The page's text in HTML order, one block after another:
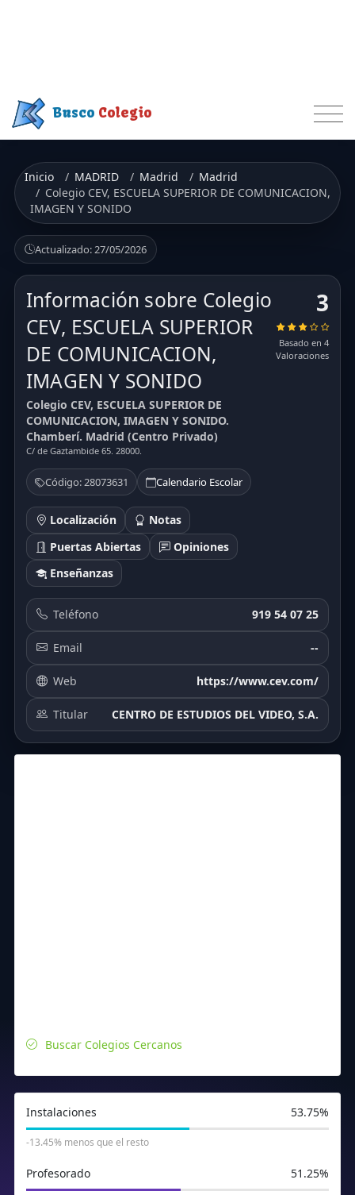
Busco Colegio
Inicio MADRID Madrid
Madrid
Colegio CEV, ESCUELA SUPERIOR DE COMUNICACION,
IMAGEN Y SONIDO
Actualizado: 27/05/2026
Información sobre Colegio
CEV, ESCUELA SUPERIOR
DE COMUNICACION,
IMAGEN Y SONIDO
Colegio CEV, ESCUELA SUPERIOR DE
COMUNICACION, IMAGEN Y SONIDO.
Chamberí. Madrid (Centro Privado)
C/ de Gaztambide 65. 28000.
Código: 28073631 Calendario Escolar
Localización
Notas
Puertas Abiertas
Opiniones
Enseñanzas
3
Basado en 4
Valoraciones
Teléfono 919 54 07 25
Email --
Web https://www.cev.com/
Titular CENTRO DE ESTUDIOS DEL VIDEO, S.A.
Buscar Colegios Cercanos
Instalaciones 53.75%
-13.45% menos que el resto
Profesorado 51.25%